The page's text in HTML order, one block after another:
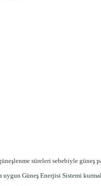
süreleri sebebiyle güneş
Güneş Enerjisi Sistemi